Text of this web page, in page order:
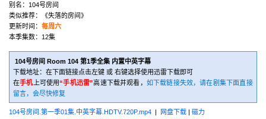
别名：104号房间
类似推荐：《失落的房间》
更新时间： 每周六
本季集数：12集
104号房间 Room 104 第1季全集 内置中英字幕
下载地址：在下面链接点击左键 或 右键选择使用迅雷下载即可
在手机上可使用“手机迅雷”高速下载并观看， 如下载链接失效，请在剧集下面直接
留言，会尽快修复
104号房间.第一季01集.中英字幕.HDTV.720P.mp4 | 网盘下载 | 磁力